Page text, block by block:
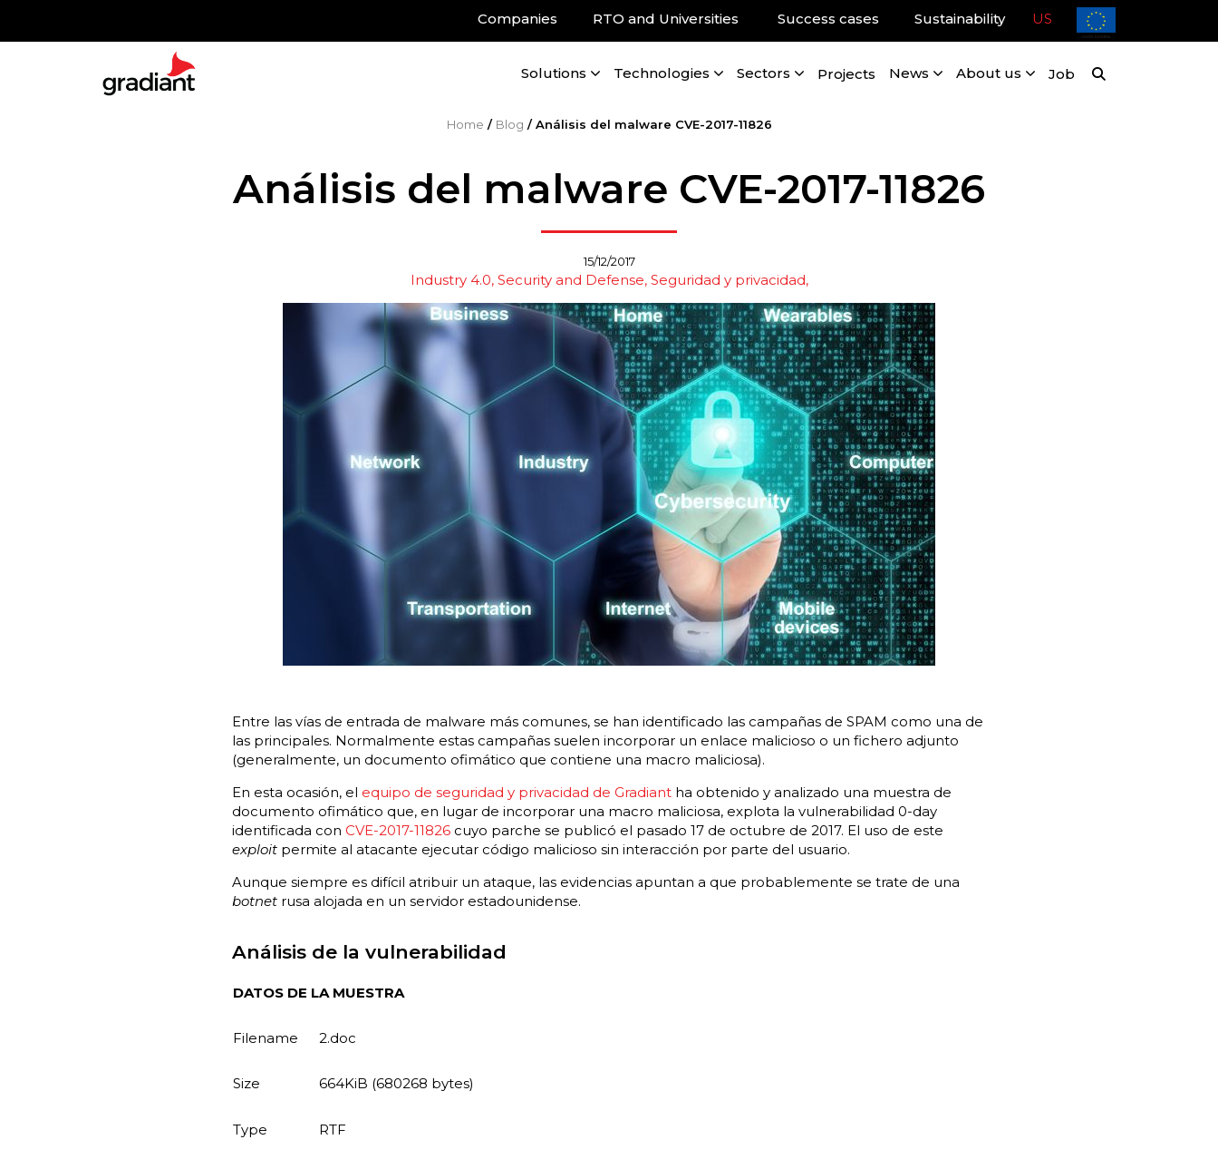
Companies RTO and Universities Success cases Sustainability US
Solutions Technologies Sectors Projects News About us Job
Home / Blog /Análisis del malware CVE-2017-11826
Análisis del malware CVE-2017-11826
15/12/2017
Industry 4.0 Security and Defense Seguridad y privacidad
Entre las vías de entrada de malware más comunes, se han identificado las campañas de SPAM como una de
las principales. Normalmente estas campañas suelen incorporar un enlace malicioso o un fichero adjunto
(generalmente, un documento ofimático que contiene una macro maliciosa).
En esta ocasión, el equipo de seguridad y privacidad de Gradiantha obtenido y analizado una muestra de
documento ofimático que, en lugar de incorporar una macro maliciosa, explota la vulnerabilidad 0-day
identificada con CVE-2017-11826cuyo parche se publicó el pasado 17 de octubre de 2017. El uso de este
exploitpermite al atacante ejecutar código malicioso sin interacción por parte del usuario.
Aunque siempre es difícil atribuir un ataque, las evidencias apuntan a que probablemente se trate de una
botnetrusa alojada en un servidor estadounidense.
Análisis de la vulnerabilidad
DATOS DE LA MUESTRA
Filename 2.doc
Size 664KiB (680268 bytes)
Type RTF